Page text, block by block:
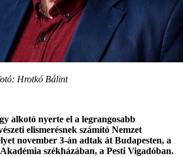
Hrotkó Bálint
alkotó nyerte el a legrangosabb
elismerésnek számító Nemzet
november 3-án adtak át Budapesten, a
székházában, a Pesti Vigadóban.